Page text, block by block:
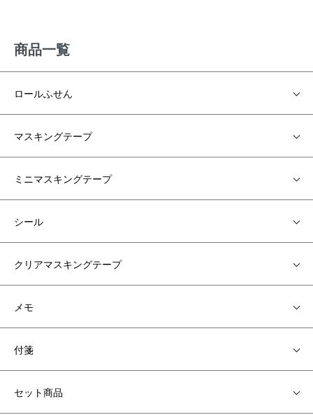
商品一覧
ロールふせん
マスキングテープ
ミニマスキングテープ
シール
クリアマスキングテープ
メモ
付箋
セット商品